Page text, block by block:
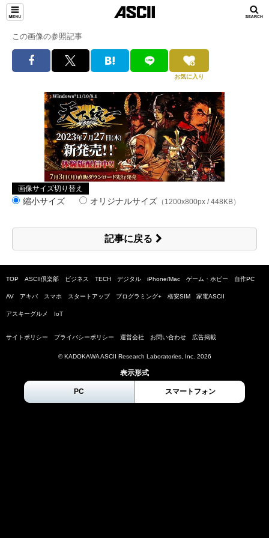
この画像の参照記事
お気に入り
画像サイズ切り替え
縮小サイズ オリジナルサイズ （1200x800px / 448KB）
記事に戻る
TOP ASCII倶楽部 ビジネス TECH デジタル iPhone/Mac ゲーム・ホビー 自作PC
AV アキバ スマホ スタートアップ プログラミング+ 格安SIM 家電ASCII
アスキーグルメ IoT
サイトポリシー プライバシーポリシー 運営会社 お問い合わせ 広告掲載
© KADOKAWA ASCII Research Laboratories, Inc. 2026
表示形式
PC スマートフォン